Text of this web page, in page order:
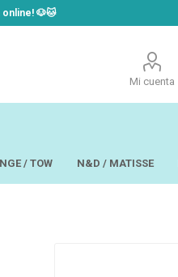
​🐶​🐱
Mi cuenta
/ TOW N&D / MATISSE